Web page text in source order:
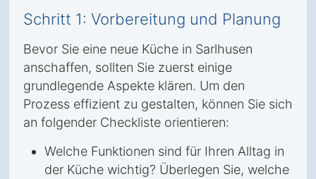
Schritt 1: Vorbereitung und Planung
Bevor Sie eine neue Küche in Sarlhusen
anschaffen, sollten Sie zuerst einige
grundlegende Aspekte klären. Um den
Prozess effizient zu gestalten, können Sie sich
an folgender Checkliste orientieren:
Welche Funktionen sind für Ihren Alltag in
der Küche wichtig? Überlegen Sie, welche